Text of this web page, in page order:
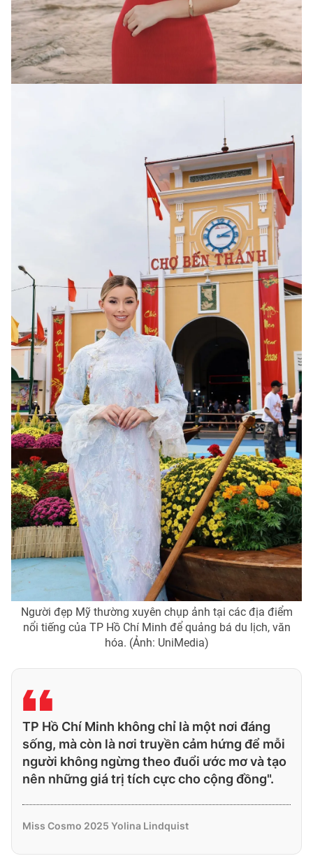
Người đẹp Mỹ thường xuyên chụp ảnh tại các địa điểm
nổi tiếng của TP Hồ Chí Minh để quảng bá du lịch, văn
hóa. (Ảnh: UniMedia)
TP Hồ Chí Minh không chỉ là một nơi đáng
sống, mà còn là nơi truyền cảm hứng để mỗi
người không ngừng theo đuổi ước mơ và tạo
nên những giá trị tích cực cho cộng đồng".
Miss Cosmo 2025 Yolina Lindquist